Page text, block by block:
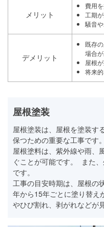
メリット
費用
工期
騒音
デメリット
既存
場合
屋根
将来
屋根塗装
屋根塗装は、屋根を塗装す
保つための重要な工事です。
屋根塗料は、紫外線や雨、
ぐことが可能です。 また
です。
工事の目安時期は、屋根の
年から15年ごとに塗り替え
やひび割れ、剥がれなどが